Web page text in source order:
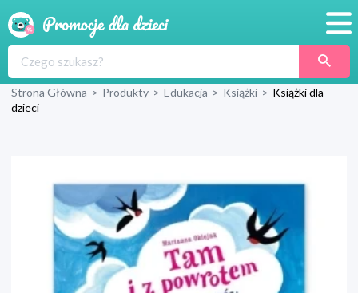
Produkty
Wyprawka
Strona Główna > Produkty > Edukacja > Książki > Książki dla
dzieci